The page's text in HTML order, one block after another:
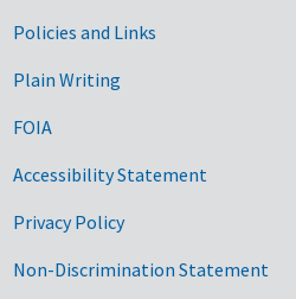
Government
Policies and Links
Plain Writing
FOIA
Accessibility Statement
Privacy Policy
Non-Discrimination Statement